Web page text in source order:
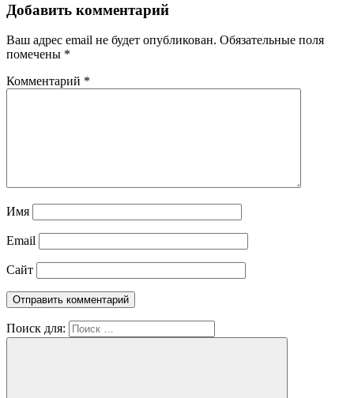
Добавить комментарий
Ваш адрес email не будет опубликован. Обязательные поля
помечены *
Комментарий *
Имя
Email
Сайт
Поиск для: